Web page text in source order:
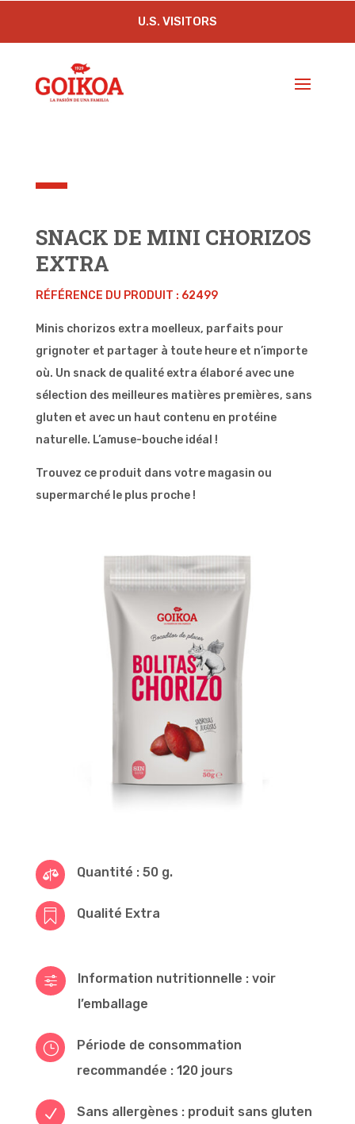
U.S. VISITORS
SNACK DE MINI CHORIZOS
EXTRA
RÉFÉRENCE DU PRODUIT : 62499
Minis chorizos extra moelleux, parfaits pour
grignoter et partager à toute heure et n’importe
où. Un snack de qualité extra élaboré avec une
sélection des meilleures matières premières, sans
gluten et avec un haut contenu en protéine
naturelle. L’amuse-bouche idéal !
Trouvez ce produit dans votre magasin ou
supermarché le plus proche !
 Quantité : 50 g.
 Qualité Extra
f
Information nutritionnelle : voir
l’emballage
}
Période de consommation
recommandée : 120 jours
N Sans allergènes : produit sans gluten